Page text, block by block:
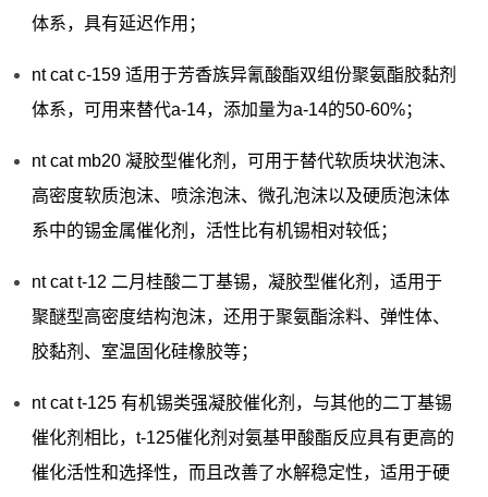
体系，具有延迟作用；
nt cat c-159 适用于芳香族异氰酸酯双组份聚氨酯胶黏剂
体系，可用来替代a-14，添加量为a-14的50-60%；
nt cat mb20 凝胶型催化剂，可用于替代软质块状泡沫、
高密度软质泡沫、喷涂泡沫、微孔泡沫以及硬质泡沫体
系中的锡金属催化剂，活性比有机锡相对较低；
nt cat t-12 二月桂酸二丁基锡，凝胶型催化剂，适用于
聚醚型高密度结构泡沫，还用于聚氨酯涂料、弹性体、
胶黏剂、室温固化硅橡胶等；
nt cat t-125 有机锡类强凝胶催化剂，与其他的二丁基锡
催化剂相比，t-125催化剂对氨基甲酸酯反应具有更高的
催化活性和选择性，而且改善了水解稳定性，适用于硬